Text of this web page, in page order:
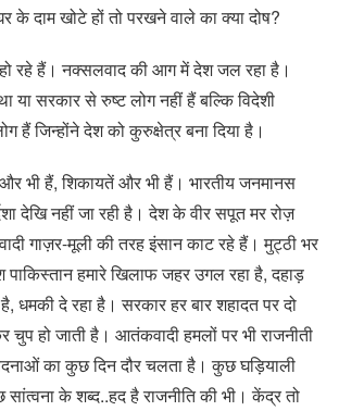
के दाम खोटे हों तो परखने वाले का क्या दोष?
रहे हैं। नक्सलवाद की आग में देश जल रहा है।
या सरकार से रुष्ट लोग नहीं हैं बल्कि विदेशी
हैं जिन्होंने देश को कुरुक्षेत्र बना दिया है।
और भी हैं, शिकायतें और भी हैं। भारतीय जनमानस
देखि नहीं जा रही है। देश के वीर सपूत मर रोज़
गाज़र-मूली की तरह इंसान काट रहे हैं। मुट्ठी भर
हमारे खिलाफ जहर उगल रहा है, दहाड़
धमकी दे रहा है। सरकार हर बार शहादत पर दो
चुप हो जाती है। आतंकवादी हमलों पर भी राजनीती
का कुछ दिन दौर चलता है। कुछ घड़ियाली
के शब्द..हद है राजनीति की भी। केंद्र तो